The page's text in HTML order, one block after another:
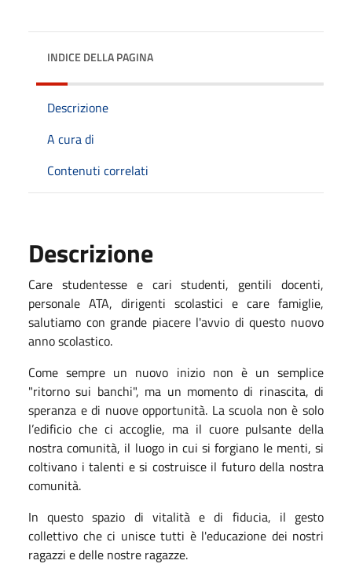
INDICE DELLA PAGINA
Descrizione
A cura di
Contenuti correlati
Descrizione
Care studentesse e cari studenti, gentili docenti,
personale ATA, dirigenti scolastici e care famiglie,
salutiamo con grande piacere l'avvio di questo nuovo
anno scolastico.
Come sempre un nuovo inizio non è un semplice
"ritorno sui banchi", ma un momento di rinascita, di
speranza e di nuove opportunità. La scuola non è solo
l’edificio che ci accoglie, ma il cuore pulsante della
nostra comunità, il luogo in cui si forgiano le menti, si
coltivano i talenti e si costruisce il futuro della nostra
comunità.
In questo spazio di vitalità e di fiducia, il gesto
collettivo che ci unisce tutti è l'educazione dei nostri
ragazzi e delle nostre ragazze.